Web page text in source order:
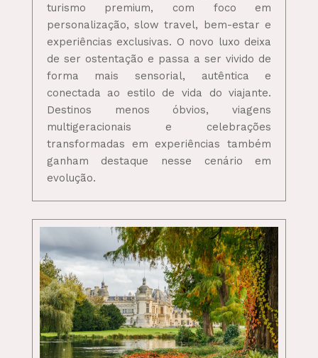
turismo premium, com foco em
personalização, slow travel, bem-estar e
experiências exclusivas. O novo luxo deixa
de ser ostentação e passa a ser vivido de
forma mais sensorial, autêntica e
conectada ao estilo de vida do viajante.
Destinos menos óbvios, viagens
multigeracionais e celebrações
transformadas em experiências também
ganham destaque nesse cenário em
evolução.